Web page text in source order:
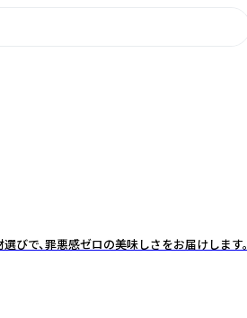
びで、罪悪感ゼロの美味しさをお届けします。